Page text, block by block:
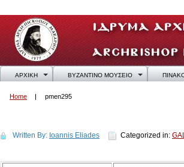
ΑΡΧΙΚΗ ΒΥΖΑΝΤΙΝΟ ΜΟΥΣΕΙΟ
Home pmen295
Written By: Ioannis Eliades Categorized in: